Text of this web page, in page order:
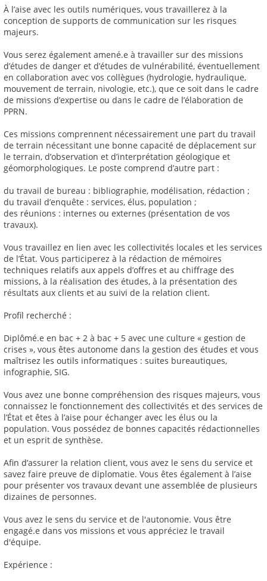
À l’aise avec les outils numériques, vous travaillerez à la
conception de supports de communication sur les risques
majeurs.
Vous serez également amené.e à travailler sur des missions
d’études de danger et d’études de vulnérabilité, éventuellement
en collaboration avec vos collègues (hydrologie, hydraulique,
mouvement de terrain, nivologie, etc.), que ce soit dans le cadre
de missions d’expertise ou dans le cadre de l’élaboration de
PPRN.
Ces missions comprennent nécessairement une part du travail
de terrain nécessitant une bonne capacité de déplacement sur
le terrain, d’observation et d’interprétation géologique et
géomorphologiques. Le poste comprend d’autre part :
du travail de bureau : bibliographie, modélisation, rédaction ;
du travail d’enquête : services, élus, population ;
des réunions : internes ou externes (présentation de vos
travaux).
Vous travaillez en lien avec les collectivités locales et les services
de l’État. Vous participerez à la rédaction de mémoires
techniques relatifs aux appels d’offres et au chiffrage des
missions, à la réalisation des études, à la présentation des
résultats aux clients et au suivi de la relation client.
Profil recherché :
Diplômé.e en bac + 2 à bac + 5 avec une culture « gestion de
crises », vous êtes autonome dans la gestion des études et vous
maîtrisez les outils informatiques : suites bureautiques,
infographie, SIG.
Vous avez une bonne compréhension des risques majeurs, vous
connaissez le fonctionnement des collectivités et des services de
l’État et êtes à l’aise pour échanger avec les élus ou la
population. Vous possédez de bonnes capacités rédactionnelles
et un esprit de synthèse.
Afin d’assurer la relation client, vous avez le sens du service et
savez faire preuve de diplomatie. Vous êtes également à l’aise
pour présenter vos travaux devant une assemblée de plusieurs
dizaines de personnes.
Vous avez le sens du service et de l'autonomie. Vous être
engagé.e dans vos missions et vous appréciez le travail
d'équipe.
Expérience :